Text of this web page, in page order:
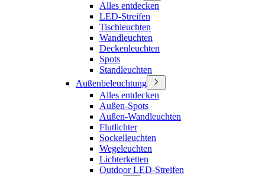
Alles entdecken
LED-Streifen
Tischleuchten
Wandleuchten
Deckenleuchten
Spots
Standleuchten
Außenbeleuchtung
Alles entdecken
Außen-Spots
Außen-Wandleuchten
Flutlichter
Sockelleuchten
Wegeleuchten
Lichterketten
Outdoor LED-Streifen